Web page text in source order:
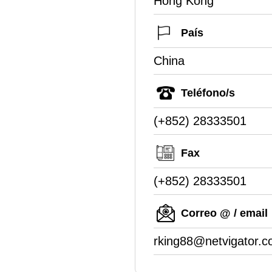
País
China
Teléfono/s
(+852) 28333501
Fax
(+852) 28333501
Correo @ / email